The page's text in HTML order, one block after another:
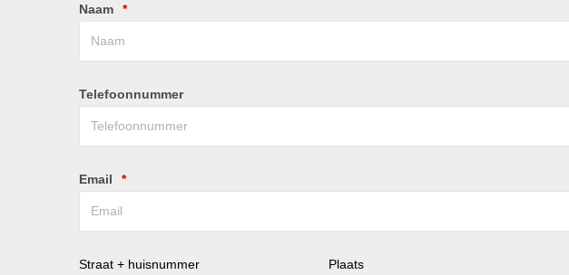
Naam *
Telefoonnummer
Email *
Straat + huisnummer Plaats